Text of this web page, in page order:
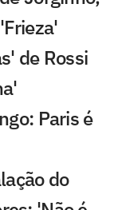
de Rossi
Paris é
do